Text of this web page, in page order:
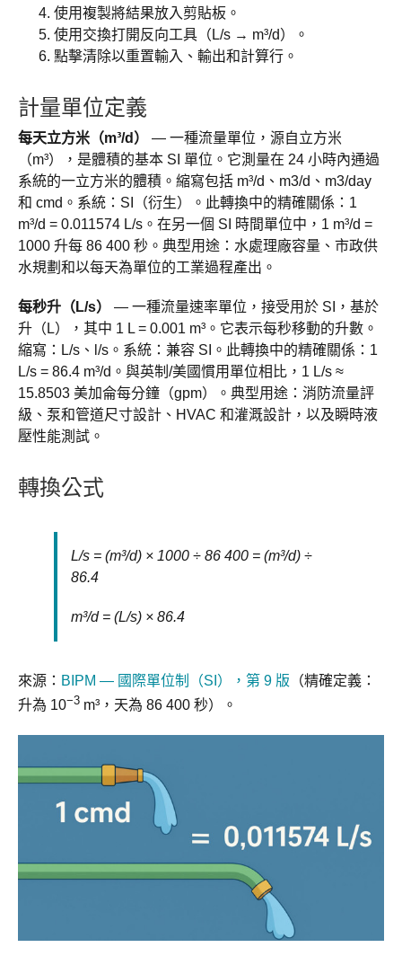
使用複製將結果放入剪貼板。
使用交換打開反向工具（L/s → m³/d）。
點擊清除以重置輸入、輸出和計算行。
計量單位定義
每天立方米（m³/d）
— 一種流量單位，源自立方米
（m³），是體積的基本 SI 單位。它測量在 24 小時內通過
系統的一立方米的體積。縮寫包括 m³/d、m3/d、m3/day
和 cmd。系統：SI（衍生）。此轉換中的精確關係：1
m³/d = 0.011574 L/s。在另一個 SI 時間單位中，1 m³/d =
1000 升每 86 400 秒。典型用途：水處理廠容量、市政供
水規劃和以每天為單位的工業過程產出。
每秒升（L/s）
— 一種流量速率單位，接受用於 SI，基於
升（L），其中 1 L = 0.001 m³。它表示每秒移動的升數。
縮寫：L/s、l/s。系統：兼容 SI。此轉換中的精確關係：1
L/s = 86.4 m³/d。與英制/美國慣用單位相比，1 L/s ≈
15.8503 美加侖每分鐘（gpm）。典型用途：消防流量評
級、泵和管道尺寸設計、HVAC 和灌溉設計，以及瞬時液
壓性能測試。
轉換公式
L/s = (m³/d) × 1000 ÷ 86 400 = (m³/d) ÷
86.4
m³/d = (L/s) × 86.4
來源： BIPM — 國際單位制（SI），第 9 版 （精確定義：
升為 10−3 m³，天為 86 400 秒）。